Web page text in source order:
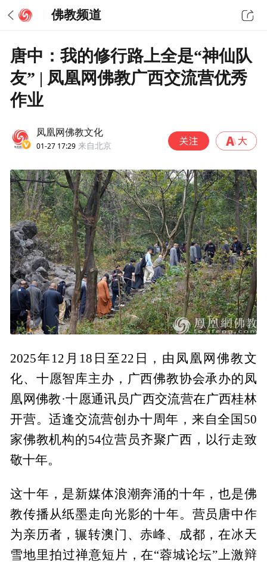
佛教频道
唐中：我的修行路上全是“神仙队
友” | 凤凰网佛教广西交流营优秀
作业
凤凰网佛教文化
01-27 17:29 来自北京
2025年12月18日至22日，由凤凰网佛教文
化、十愿智库主办，广西佛教协会承办的凤
凰网佛教·十愿通讯员广西交流营在广西桂林
开营。适逢交流营创办十周年，来自全国50
家佛教机构的54位营员齐聚广西，以行走致
敬十年。
这十年，是新媒体浪潮奔涌的十年，也是佛
教传播从纸墨走向光影的十年。营员唐中作
为亲历者，辗转澳门、赤峰、成都，在冰天
雪地里拍过禅意短片，在“蓉城论坛”上激辩